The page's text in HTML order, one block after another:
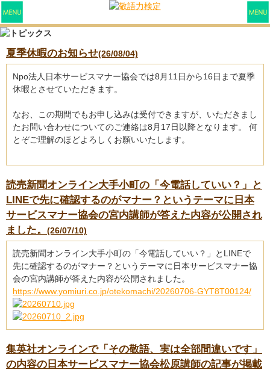
夏季休暇のお知らせ(26/08/04)
Npo法人日本サービスマナー協会では8月11日から16日まで夏季
休暇とさせていただきます。
なお、この期間でもお申し込みは受付できますが、いただきまし
たお問い合わせについてのご連絡は8月17日以降となります。 何
とぞご理解のほどよろしくお願いいたします。
読売新聞オンライン大手小町の「今電話していい？」と
LINEで先に確認するのがマナー？というテーマに日本
サービスマナー協会の宮内講師が答えた内容が公開され
ました。 (26/07/10)
読売新聞オンライン大手小町の「今電話していい？」とLINEで
先に確認するのがマナー？というテーマに日本サービスマナー協
会の宮内講師が答えた内容が公開されました。
https://www.yomiuri.co.jp/otekomachi/20260706-GYT8T00124/
集英社オンラインで「その敬語、実は全部間違いです」
の内容の日本サービスマナー協会松原講師の記事が掲載